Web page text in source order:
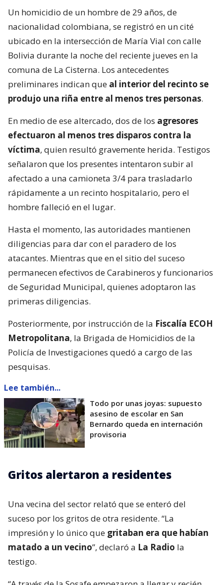
Un homicidio de un hombre de 29 años, de
nacionalidad colombiana, se registró en un cité
ubicado en la intersección de María Vial con calle
Bolivia durante la noche del reciente jueves en la
comuna de La Cisterna. Los antecedentes
preliminares indican que al interior del recinto se
produjo una riña entre al menos tres personas.
En medio de ese altercado, dos de los agresores
efectuaron al menos tres disparos contra la
víctima, quien resultó gravemente herida. Testigos
señalaron que los presentes intentaron subir al
afectado a una camioneta 3/4 para trasladarlo
rápidamente a un recinto hospitalario, pero el
hombre falleció en el lugar.
Hasta el momento, las autoridades mantienen
diligencias para dar con el paradero de los
atacantes. Mientras que en el sitio del suceso
permanecen efectivos de Carabineros y funcionarios
de Seguridad Municipal, quienes adoptaron las
primeras diligencias.
Posteriormente, por instrucción de la Fiscalía ECOH
Metropolitana, la Brigada de Homicidios de la
Policía de Investigaciones quedó a cargo de las
pesquisas.
Lee también...
Todo por unas joyas: supuesto
asesino de escolar en San
Bernardo queda en internación
provisoria
Gritos alertaron a residentes
Una vecina del sector relató que se enteró del
suceso por los gritos de otra residente. “La
impresión y lo único que gritaban era que habían
matado a un vecino”, declaró a La Radio la
testigo.